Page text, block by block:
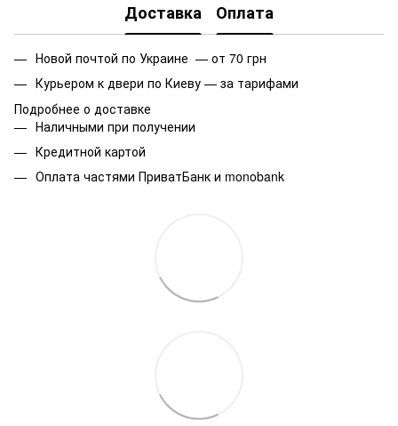
Доставка Оплата
Новой почтой по Украине — от 70 грн
Курьером к двери по Киеву — за тарифами
Подробнее о доставке
Наличными при получении
Кредитной картой
Оплата частями ПриватБанк и monobank